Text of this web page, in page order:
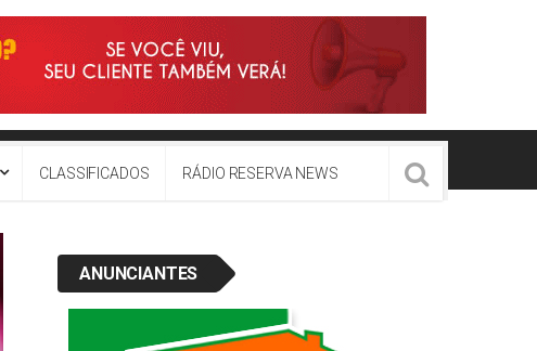
CLASSIFICADOS RÁDIO RESERVA NEWS
ANUNCIANTES